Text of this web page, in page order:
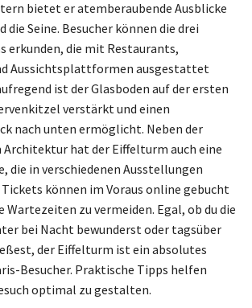
bietet er atemberaubende Ausblicke
die Seine. Besucher können die drei
erkunden, die mit Restaurants,
Aussichtsplattformen ausgestattet
ist der Glasboden auf der ersten
verstärkt und einen
nach unten ermöglicht. Neben der
Architektur hat der Eiffelturm auch eine
die in verschiedenen Ausstellungen
können im Voraus online gebucht
Wartezeiten zu vermeiden. Egal, ob du die
bei Nacht bewunderst oder tagsüber
der Eiffelturm ist ein absolutes
Besucher. Praktische Tipps helfen
optimal zu gestalten.